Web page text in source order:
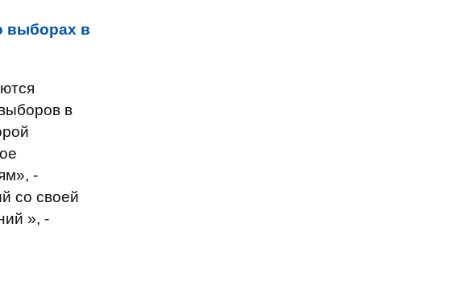
выборах в
в
-
со своей
», -